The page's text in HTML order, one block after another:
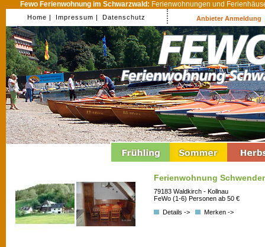
Fewo Ferienwohnung im Schwarzwald: Ferienwohnungen und
Home | Impressum | Datenschutz Anbieter Anmeldung
Ferienwohnung
79183 Waldkirch - Kollnau
FeWo (1-6) Personen ab 50 €
Details ->
Merken ->